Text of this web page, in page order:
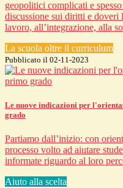
geopolitici complicati e
discussione sui diritti e doveri
lavoro, all’integrazione, alla
La scuola oltre il curriculum
Pubblicato il 02-11-2023
Le nuove indicazioni per
grado
Partiamo dall’inizio: con
processo volto ad aiutare
informate riguardo al loro
Aiuto alla scelta